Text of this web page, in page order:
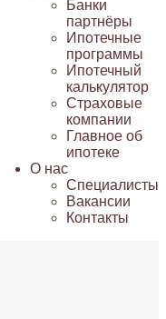
Банки
партнёры
Ипотечные
программы
Ипотечный
калькулятор
Страховые
компании
Главное об
ипотеке
О нас
Специалисты
Вакансии
Контакты